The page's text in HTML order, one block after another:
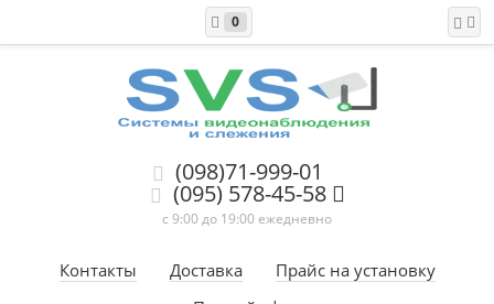
0
(098)71-999-01
(095) 578-45-58
с 9:00 до 19:00 ежедневно
Контакты Доставка
Прайс на установку